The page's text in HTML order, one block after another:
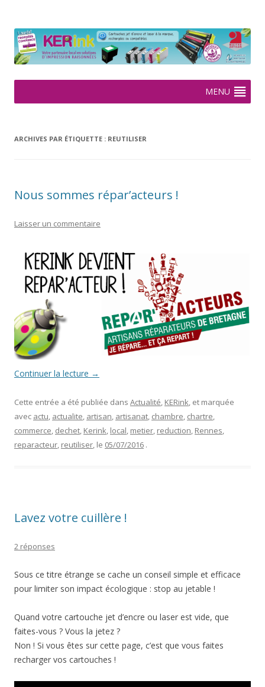
2005
MENU
ARCHIVES PAR ÉTIQUETTE : REUTILISER
Nous sommes répar’acteurs !
Laisser un commentaire
Continuer la lecture →
Cette entrée a été publiée dans Actualité, KERink, et marquée
avec actu, actualite, artisan, artisanat, chambre, chartre,
commerce, dechet, Kerink, local, metier, reduction, Rennes,
reparacteur, reutiliser, le 05/07/2016 .
Lavez votre cuillère !
2 réponses
Sous ce titre étrange se cache un conseil simple et efficace
pour limiter son impact écologique : stop au jetable !
Quand votre cartouche jet d’encre ou laser est vide, que
faites-vous ? Vous la jetez ?
Non ! Si vous êtes sur cette page, c’est que vous faites
recharger vos cartouches !